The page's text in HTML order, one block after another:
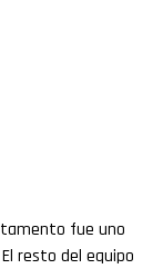
fue uno
resto del equipo